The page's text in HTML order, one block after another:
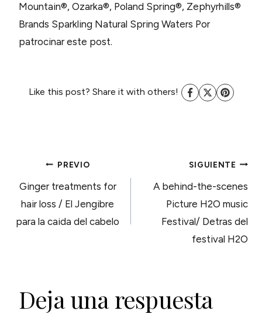
Mountain®, Ozarka®, Poland Spring®, Zephyrhills®
Brands Sparkling Natural Spring Waters Por
patrocinar este post.
Like this post? Share it with others!
NAVEGACIÓN
DE
PREVIO
Ginger treatments for
hair loss / El Jengibre
para la caida del cabelo
SIGUIENTE
A behind-the-scenes
Picture H2O music
Festival/ Detras del
festival H2O
Deja una respuesta